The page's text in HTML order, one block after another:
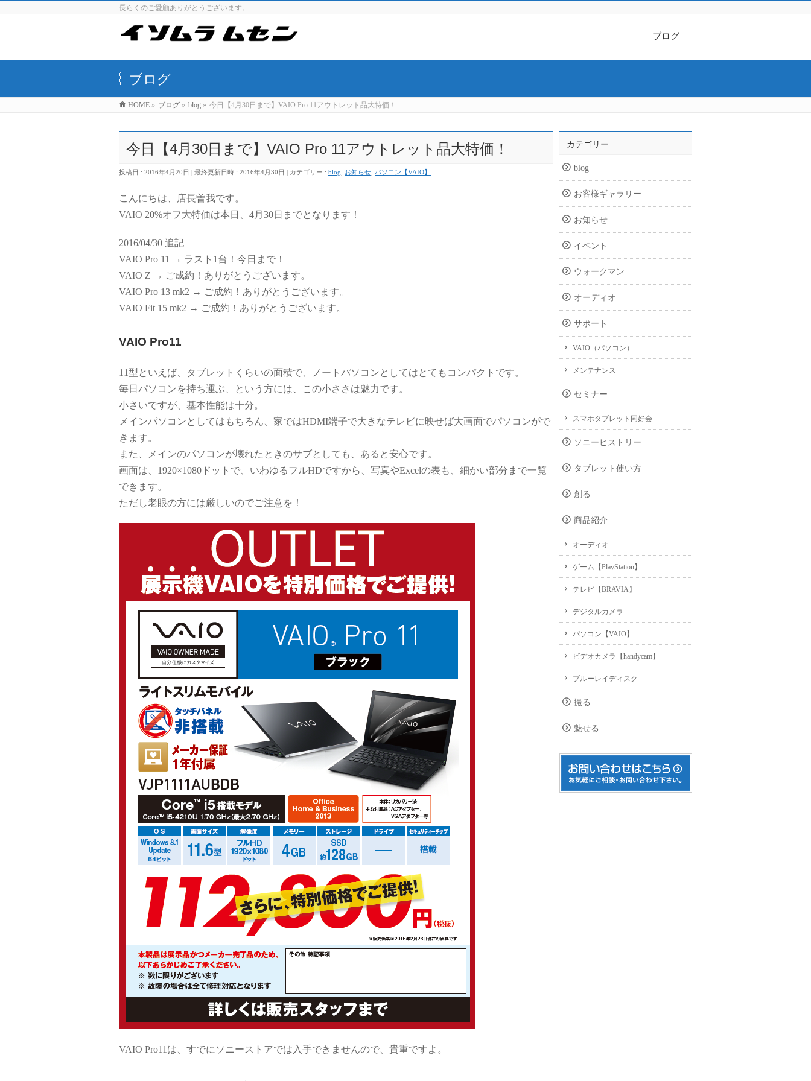
長らくのご愛顧ありがとうございます。
ブログ
ブログ
HOME » ブログ » blog » 今日【4月30日まで】VAIO Pro 11アウトレット品大特価！
今日【4月30日まで】VAIO Pro 11アウトレット品大特価！
投稿日 : 2016年4月20日 最終更新日時 : 2016年4月30日 カテゴリー : blog お知らせ パソコン【VAIO】
こんにちは、店長曽我です。
VAIO 20%オフ大特価は本日、4月30日までとなります！
2016/04/30 追記
VAIO Pro 11 → ラスト1台！今日まで！
VAIO Z → ご成約！ありがとうございます。
VAIO Pro 13 mk2 → ご成約！ありがとうございます。
VAIO Fit 15 mk2 → ご成約！ありがとうございます。
VAIO Pro11
11型といえば、タブレットくらいの面積で、ノートパソコンとしてはとてもコンパクトです。
毎日パソコンを持ち運ぶ、という方には、この小ささは魅力です。
小さいですが、基本性能は十分。
メインパソコンとしてはもちろん、家ではHDMI端子で大きなテレビに映せば大画面でパソコンがで
きます。
また、メインのパソコンが壊れたときのサブとしても、あると安心です。
画面は、1920×1080ドットで、いわゆるフルHDですから、写真やExcelの表も、細かい部分まで一覧
できます。
ただし老眼の方には厳しいのでご注意を！
VAIO Pro11は、すでにソニーストアでは入手できませんので、貴重ですよ。
カテゴリー
blog
お客様ギャラリー
お知らせ
イベント
ウォークマン
オーディオ
サポート
VAIO（パソコン）
メンテナンス
セミナー
スマホタブレット同好会
ソニーヒストリー
タブレット使い方
創る
商品紹介
オーディオ
ゲーム【PlayStation】
テレビ【BRAVIA】
デジタルカメラ
パソコン【VAIO】
ビデオカメラ【handycam】
ブルーレイディスク
撮る
魅せる